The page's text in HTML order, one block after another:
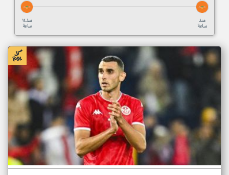
منذ ١٤
ساعة
منذ
ساعة